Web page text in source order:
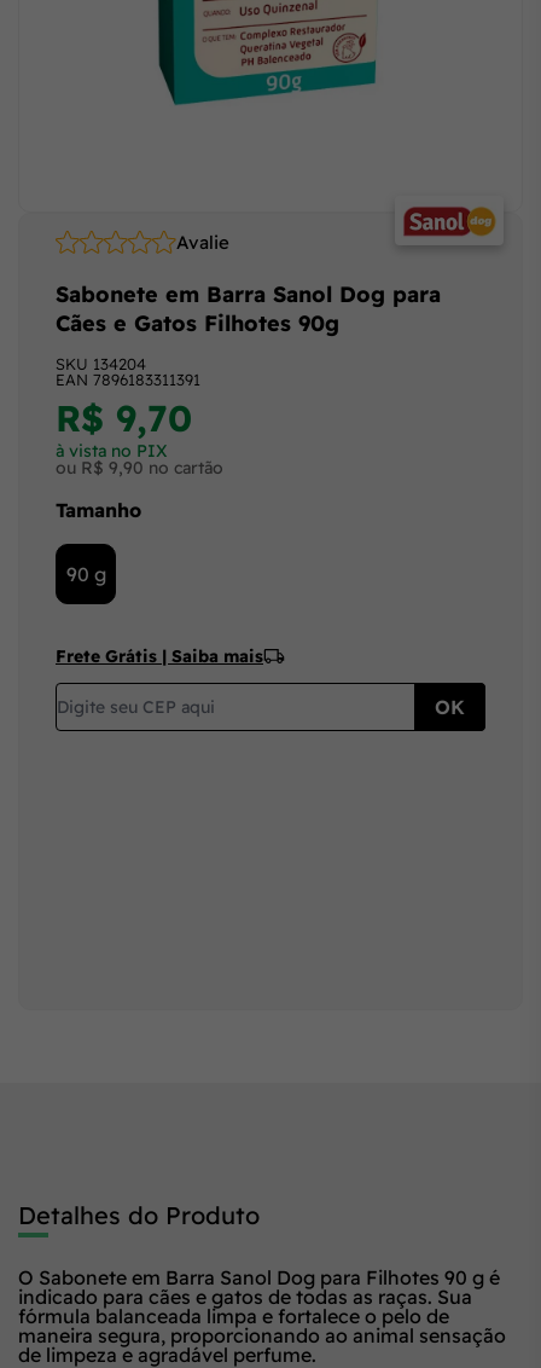
Avalie
SKU 134204
EAN 7896183311391
Sabonete em Barra Sanol Dog para
Cães e Gatos Filhotes 90g
R$ 9,70
à vista no PIX
ou R$ 9,90 no cartão
Frete Grátis | Saiba mais
Tamanho
90 g
Detalhes do Produto
O Sabonete em Barra Sanol Dog para Filhotes 90 g é
indicado para cães e gatos de todas as raças. Sua
fórmula balanceada limpa e fortalece o pelo de
maneira segura, proporcionando ao animal sensação
de limpeza e agradável perfume.